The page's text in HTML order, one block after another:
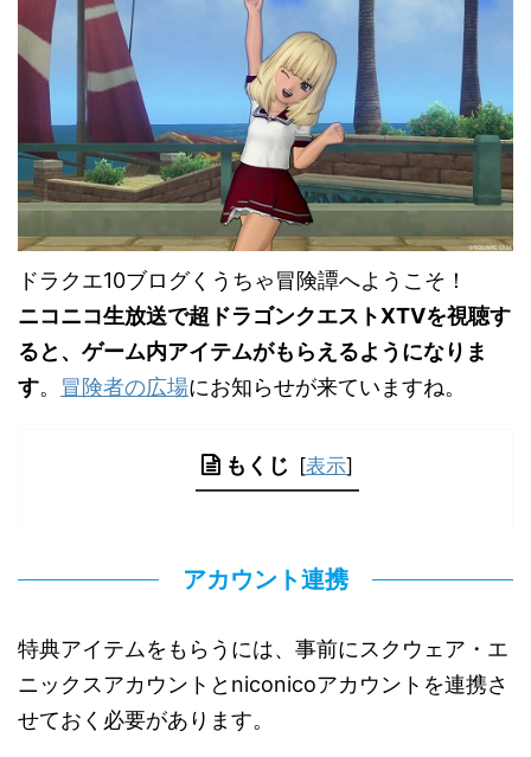
ドラクエ10ブログくうちゃ冒険譚へようこそ！
ニコニコ生放送で超ドラゴンクエストXTVを視聴す
ると、ゲーム内アイテムがもらえるようになりま
す。 冒険者の広場にお知らせが来ていますね。
もくじ [表示]
アカウント連携
特典アイテムをもらうには、事前にスクウェア・エ
ニックスアカウントとniconicoアカウントを連携さ
せておく必要があります。